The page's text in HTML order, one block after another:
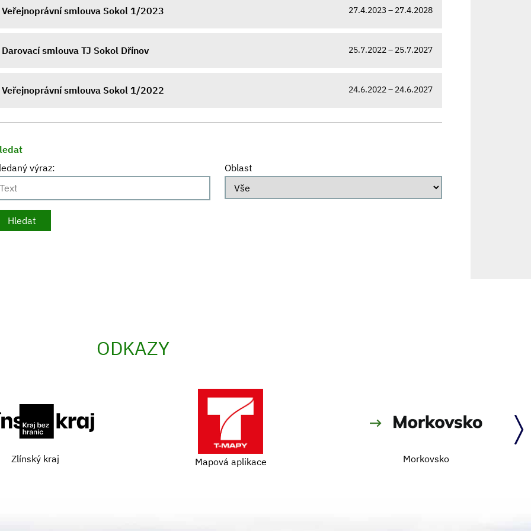
Veřejnoprávní smlouva Sokol 1/2023 27.4.2023 – 27.4.2028
Darovací smlouva TJ Sokol Dřínov 25.7.2022 – 25.7.2027
Veřejnoprávní smlouva Sokol 1/2022 24.6.2022 – 24.6.2027
výraz:
Oblast
ODKAZY
Zlínský kraj Mapová aplikace Morkovsko